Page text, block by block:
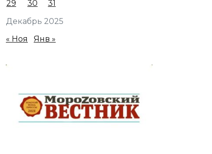
Декабрь 2025
29
30 31
« Ноя Янв »